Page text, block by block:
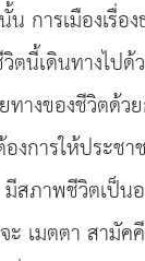
การเมืองเรื่อง
นี้เดินทางไปด้
างของชีวิตด้ว
งการให้ประชา
สภาพชีวิตเป็น
เมตตา สามัค